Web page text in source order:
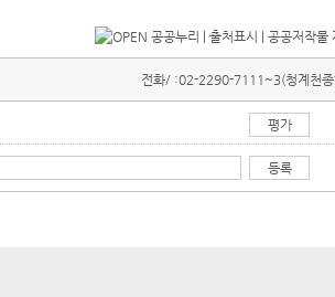
전화/ :02-2290-7111~3(청계천종